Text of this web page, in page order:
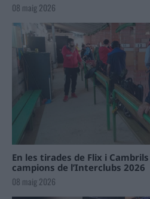
08 maig 2026
En les tirades de Flix i
campions de l’Interclubs 2026
08 maig 2026